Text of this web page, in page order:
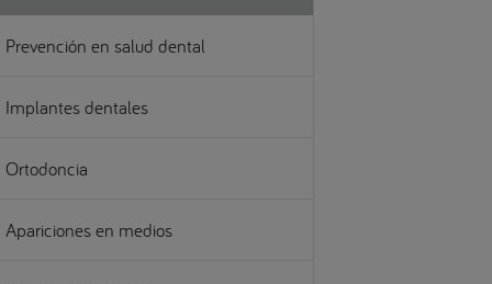
Prevención en salud dental
Implantes dentales
Ortodoncia
Apariciones en medios